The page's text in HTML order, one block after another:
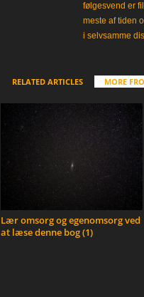
følgesvend er
meste af tiden
i selvsamme
RELATED ARTICLES MORE
Lær omsorg og egenomsorg ved
at læse denne bog (1)